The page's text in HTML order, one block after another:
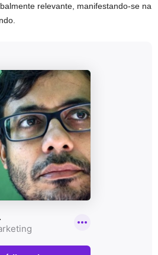
relevante, manifestando-se na